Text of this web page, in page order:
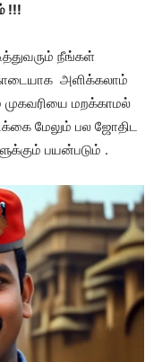
!!!
நீங்கள்
அளிக்கலாம்
முகவரியை மறக்காமல்
மேலும் பல ஜோதிட
பயன்படும் .